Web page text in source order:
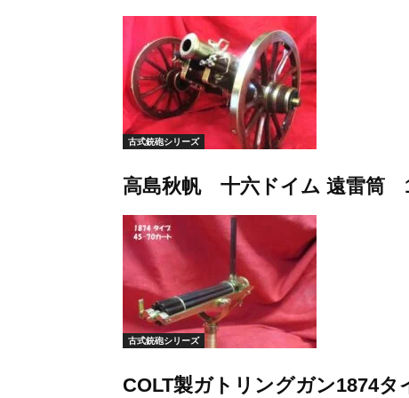
古式銃砲シリーズ
高島秋帆 十六ドイム 遠雷筒
古式銃砲シリーズ
COLT製ガトリングガン1874タ